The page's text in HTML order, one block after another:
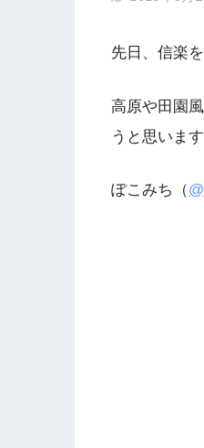
先日、信楽
高原や田園
うと思います
ぽこみち（